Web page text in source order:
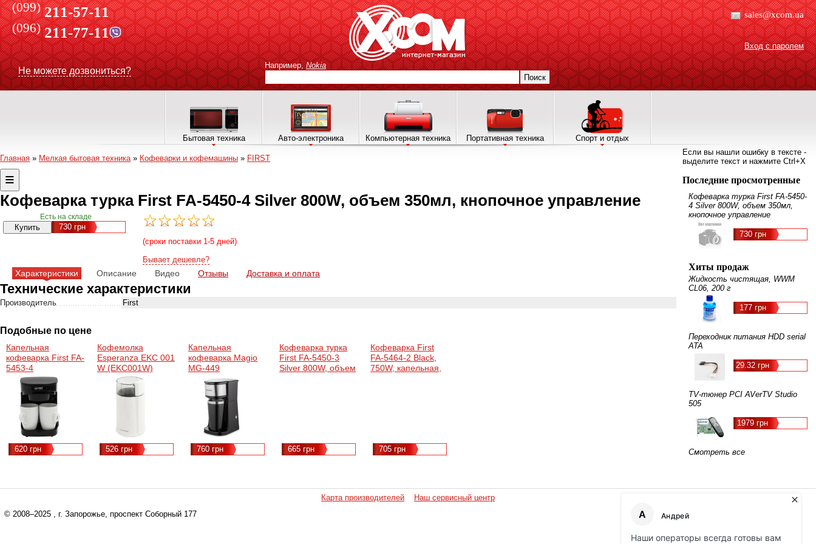
(099) 211-57-11
(096)211-77-11
Не можете дозвониться?
sales@xcom.ua
Вход с паролем
Например, Nokia
Поиск
Бытовая техника Авто-электроника Компьютерная техника Портативная техника Спорт и отдых
Главная » Мелкая бытовая техника» Кофеварки и кофемашины » FIRST
Кофеварка турка First FA-5450-4 Silver 800W, объем 350мл, кнопочное управление
Есть на складе
730грн
(сроки поставки 1-5 дней)
Бывает дешевле?
Характеристики Описание Видео Отзывы Доставка и оплата
Технические характеристики
Производитель First
Подобные по цене
Капельная
кофеварка First FA-
5453-4
620 грн
Кофемолка
Esperanza EKC 001
W (EKC001W)
526 грн
Капельная
кофеварка Magio
MG-449
760 грн
Кофеварка турка
First FA-5450-3
Silver 800W, объем
665 грн
Кофеварка First
FA-5464-2 Black,
750W, капельная,
705 грн
Если вы нашли ошибку в тексте -
выделите текст и нажмите Ctrl+X
Последние просмотренные
Кофеварка турка First FA-5450-
4 Silver 800W, объем 350мл,
кнопочное управление
730 грн
Хиты продаж
Жидкость чистящая, WWM
CL06, 200 г
177 грн
Переходник питания HDD serial
ATA
29.32 грн
TV-тюнер PCI AVerTV Studio
505
1979 грн
Смотреть все
Карта производителей
Наш сервисный центр
© 2008–2025 , г. Запорожье, проспект Соборный 177